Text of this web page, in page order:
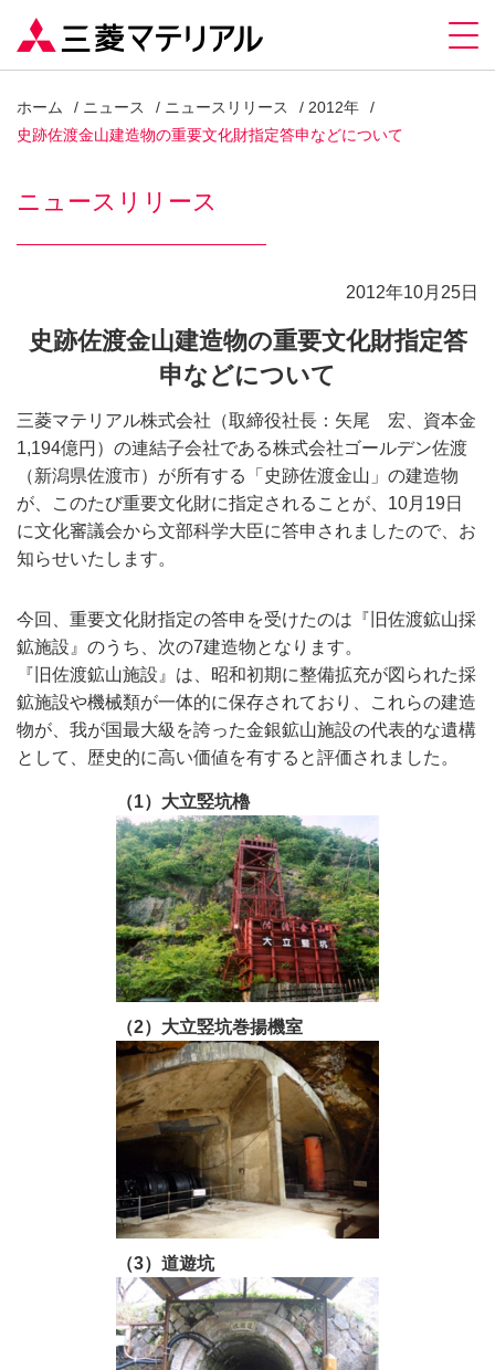
ホーム ニュース ニュースリリース
2012年
史跡佐渡金山建造物の重要文化財指定答申などについて
ニュースリリース
2012年10月25日
史跡佐渡金山建造物の重要文化財指定答
申などについて
三菱マテリアル株式会社（取締役社長：矢尾 宏、資本金
1,194億円）の連結子会社である株式会社ゴールデン佐渡
（新潟県佐渡市）が所有する「史跡佐渡金山」の建造物
が、このたび重要文化財に指定されることが、10月19日
に文化審議会から文部科学大臣に答申されましたので、お
知らせいたします。
今回、重要文化財指定の答申を受けたのは『旧佐渡鉱山採
鉱施設』のうち、次の7建造物となります。
『旧佐渡鉱山施設』は、昭和初期に整備拡充が図られた採
鉱施設や機械類が一体的に保存されており、これらの建造
物が、我が国最大級を誇った金銀鉱山施設の代表的な遺構
として、歴史的に高い価値を有すると評価されました。
（1）大立竪坑櫓
（2）大立竪坑巻揚機室
（3）道遊坑